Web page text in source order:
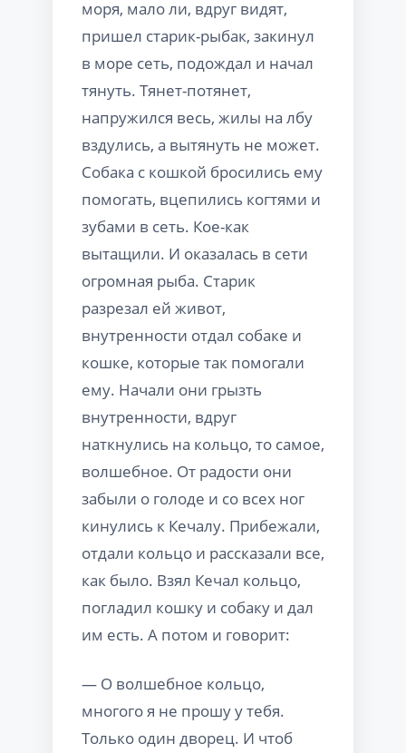
моря, мало ли, вдруг видят,
пришел старик-рыбак, закинул
в море сеть, подождал и начал
тянуть. Тянет-потянет,
напружился весь, жилы на лбу
вздулись, а вытянуть не может.
Собака с кошкой бросились ему
помогать, вцепились когтями и
зубами в сеть. Кое-как
вытащили. И оказалась в сети
огромная рыба. Старик
разрезал ей живот,
внутренности отдал собаке и
кошке, которые так помогали
ему. Начали они грызть
внутренности, вдруг
наткнулись на кольцо, то самое,
волшебное. От радости они
забыли о голоде и со всех ног
кинулись к Кечалу. Прибежали,
отдали кольцо и рассказали все,
как было. Взял Кечал кольцо,
погладил кошку и собаку и дал
им есть. А потом и говорит:
— О волшебное кольцо,
многого я не прошу у тебя.
Только один дворец. И чтоб